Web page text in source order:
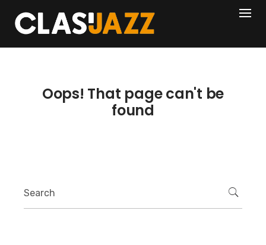
content
404
Oops! That page can't be
found